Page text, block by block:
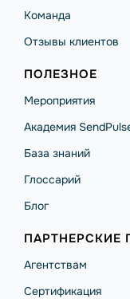
Команда
Отзывы клиентов
ПОЛЕЗНОЕ
Мероприятия
Академия
База знаний
Глоссарий
Блог
ПАРТНЕРСКИЕ
Агентствам
Сертификация